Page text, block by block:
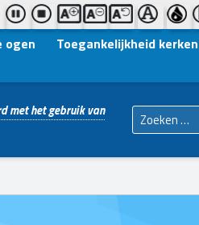
ogen Toegankelijkheid kerken
met het gebruik van